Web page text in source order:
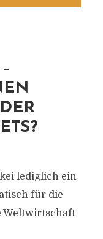
F
E
lediglich ein
für die
Weltwirtschaft